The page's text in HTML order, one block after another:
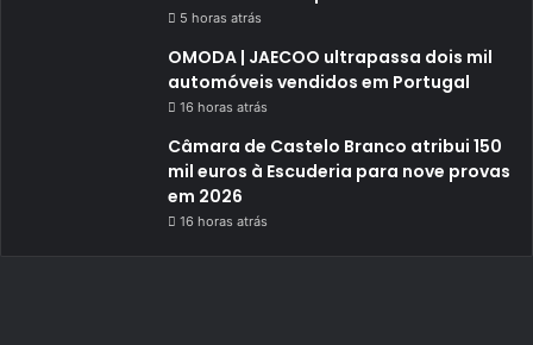
5 horas atrás
OMODA | JAECOO ultrapassa dois mil
automóveis vendidos em Portugal
16 horas atrás
Câmara de Castelo Branco atribui 150
mil euros à Escuderia para nove provas
em 2026
16 horas atrás